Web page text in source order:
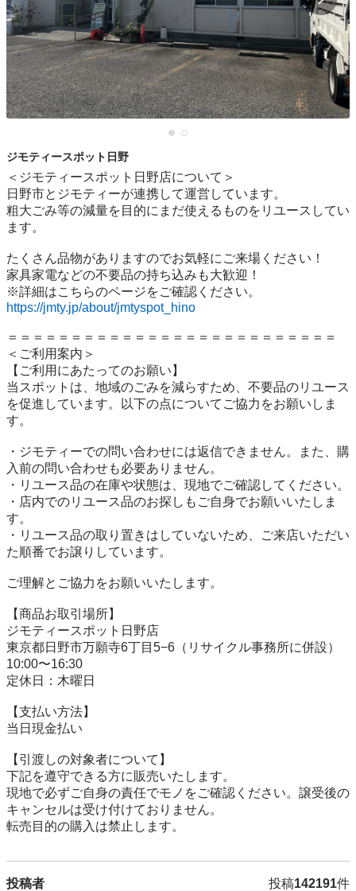
ジモティースポット日野
＜ジモティースポット日野店について＞
日野市とジモティーが連携して運営しています。
粗⼤ごみ等の減量を⽬的にまだ使えるものをリユースしてい
ます。
たくさん品物がありますのでお気軽にご来場ください！
家具家電などの不要品の持ち込みも大歓迎！
https://jmty.jp/about/jmtyspot_hino
＝＝＝＝＝＝＝＝＝＝＝＝＝＝＝＝＝＝＝＝＝＝＝＝＝＝
＜ご利用案内＞
【ご利用にあたってのお願い】
当スポットは、地域のごみを減らすため、不要品のリユース
を促進しています。以下の点についてご協力をお願いしま
す。
・ジモティーでの問い合わせには返信できません。また、購
入前の問い合わせも必要ありません。
・リユース品の在庫や状態は、現地でご確認してください。
・店内でのリユース品のお探しもご自身でお願いいたしま
す。
・リユース品の取り置きはしていないため、ご来店いただい
た順番でお譲りしています。
ご理解とご協力をお願いいたします。
【商品お取引場所】
ジモティースポット日野店
東京都日野市万願寺6丁目5−6（リサイクル事務所に併設）
10:00〜16:30
定休日：木曜日
【⽀払い⽅法】
当日現金払い
【引渡しの対象者について】
下記を遵守できる⽅に販売いたします。
現地で必ずご⾃⾝の責任でモノをご確認ください。譲受後の
キャンセルは受け付けておりません。
転売⽬的の購⼊は禁⽌します。
投稿者 投稿142191件